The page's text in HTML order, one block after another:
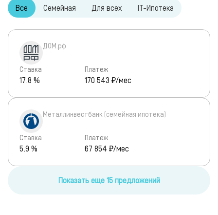
Все Семейная Для всех IT-Ипотека
ДОМ.рф
Ставка
17.8 %
Платеж
170 543 ₽/мес
Металлинвестбанк (семейная ипотека)
Ставка
5.9 %
Платеж
67 854 ₽/мес
Показать еще 15 предложений